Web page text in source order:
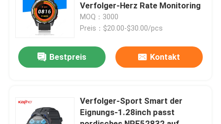
Treten Sie mit uns in Verbindung
Fordern Sie ein Zitat
GPS-Smartwatch
Verfolger-Herz Rate Monitoring
MOQ：3000
Preis：$20.00-$30.00/pcs
Bestpreis Kontakt
Verfolger-Sport Smart der
Eignungs-1.28inch passt